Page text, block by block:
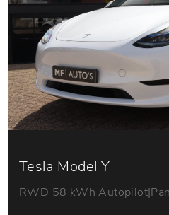
Tesla Model Y
RWD 58 kWh